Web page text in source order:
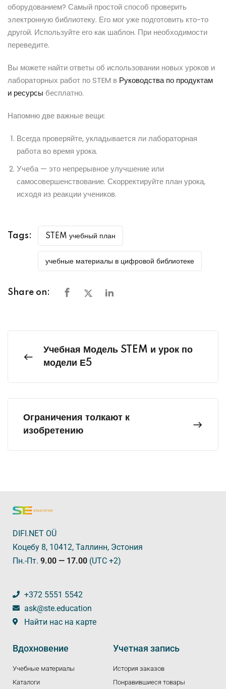
оборудованием? Самый простой способ проверить
электронную библиотеку. Его мог уже подготовить кто-то
другой. Используйте его как шаблон. При необходимости
переведите.
Вы можете найти ответы об использовании новых уроков и
лабораторных работ по STEM в Руководства по продуктам
и ресурсы бесплатно.
Напомню две важные вещи:
Всегда проверяйте, укладывается ли лабораторная
работа во время урока.
Учеба — это непрерывноеулучшение или
самосовершенствование. Скорректируйте план урока,
исходя из реакции учеников.
Tags: STEM учебный план
учебные материалы в цифровой библиотеке
Share on:
Учебная Модель STEM и урок по
модели Е5
Ограничения толкают к
изобретению
DIFI.NET OÜ
Коцебу 8, 10412, Таллинн, Эстония
Пн.-Пт. 9.00 — 17.00 (UTC +2)
+372 5551 5542
ask@ste.education
Найти нас на карте
Вдохновение
Учебные материалы
Каталоги
Учетная запись
История заказов
Понравившиеся товары